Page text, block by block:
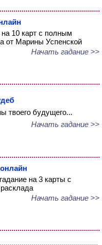
на 10 карт с полным
от Марины Успенской
Начать гадание >>
твоего будущего...
Начать гадание >>
на 3 карты с
Начать гадание >>